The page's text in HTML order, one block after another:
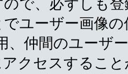
で、必ずしも
ユーザー画像
、仲間のユーザ
クセスするこ